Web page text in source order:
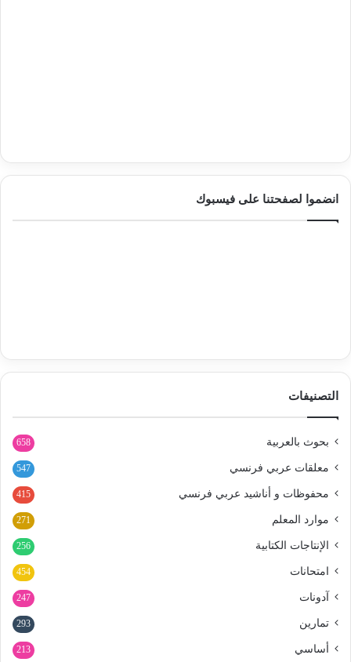
انضموا لصفحتنا على فيسبوك
التصنيفات
بحوث بالعربية 658
معلقات عربي فرنسي 547
محفوظات و أناشيد عربي فرنسي 415
موارد المعلم 271
الإنتاجات الكتابية 256
امتحانات 454
آدونات 247
تمارين 293
أساسي 213